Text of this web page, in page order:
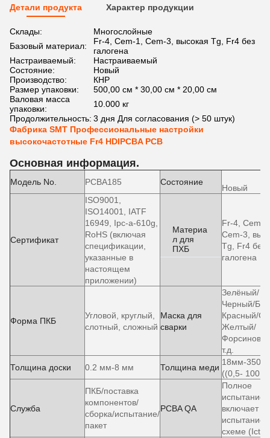
Детали продукта Характер продукции
Склады:
Многослойные
Базовый материал:
Fr-4, Cem-1, Cem-3, высокая Tg, Fr4 без
галогена
Настраиваемый:
Настраиваемый
Состояние:
Новый
Производство:
КНР
Размер упаковки:
500,00 см * 30,00 см * 20,00 см
Валовая масса
упаковки:
10.000 кг
Продолжительность: 3 дня Для согласования (> 50 штук)
Фабрика SMT Профессиональные настройки
высокочастотные Fr4 HDIPCBA PCB
Основная информация.
Модель No. PCBA185 Состояние
Новый
Сертификат
ISO9001,
ISO14001, IATF
16949, Ipc-a-610g,
RoHS (включая
спецификации,
указанные в
настоящем
приложении)
Материа
л для
ПХБ
Fr-4, Cem-
Cem-3,
Tg, Fr4 без
галогена
Форма ПКБ
Угловой, круглый,
слотный, сложный
Маска для
сварки
Зелёный/
Черный/
Красный/
Желтый/
т.д.
Толщина доски
0.2 мм-8 мм Толщина меди
18мм-
((0,5- 100
Служба
ПКБ/поставка
компонентов/
сборка/испытание/
пакет
PCBA QA
Полное
испытание
включает
испытание
схеме (Ict)